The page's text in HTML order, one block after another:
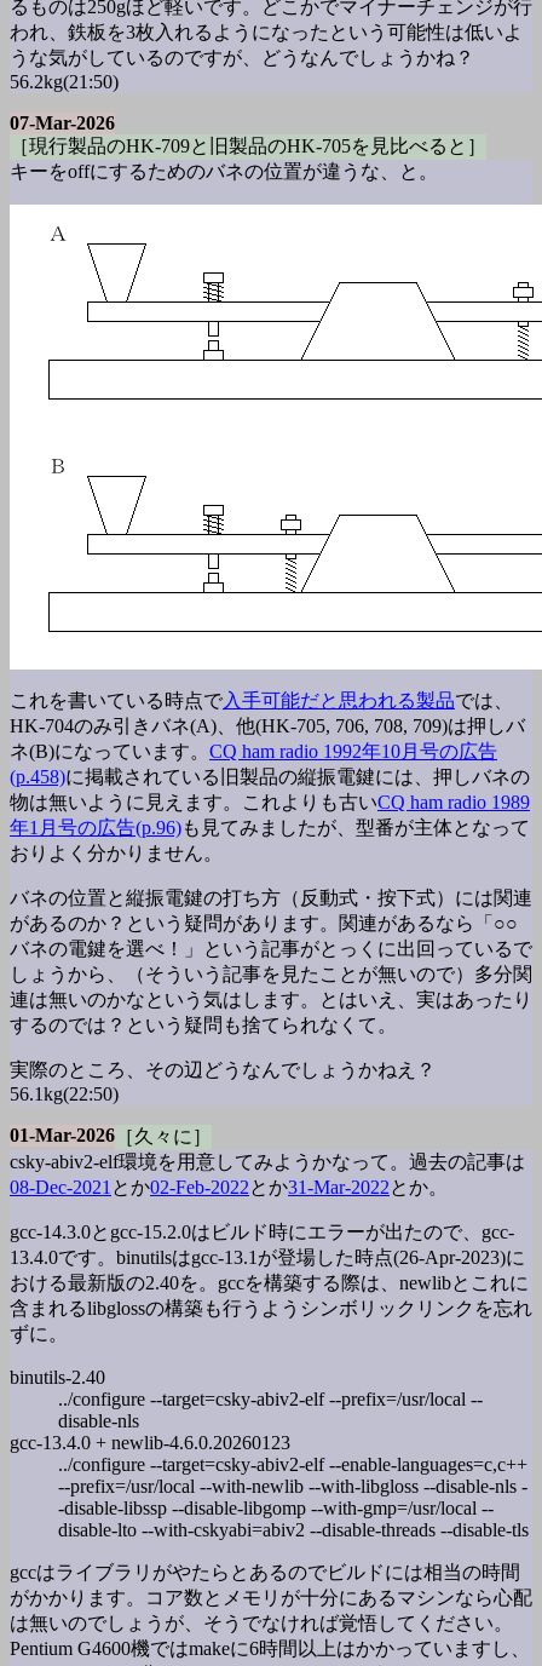
るものは250gほど軽いです。どこかでマイナーチェンジが行
われ、鉄板を3枚入れるようになったという可能性は低いよ
うな気がしているのですが、どうなんでしょうかね？
56.2kg(21:50)
07-Mar-2026
［現行製品のHK-709と旧製品のHK-705を見比べると］
キーをoffにするためのバネの位置が違うな、と。
これを書いている時点で入手可能だと思われる製品では、
HK-704のみ引きバネ(A)、他(HK-705, 706, 708, 709)は押しバ
ネ(B)になっています。 CQ ham radio 1992年10月号の広告
(p.458)に掲載されている旧製品の縦振電鍵には、押しバネの
物は無いように見えます。これよりも古いCQ ham radio 1989
年1月号の広告(p.96)も見てみましたが、型番が主体となって
おりよく分かりません。
バネの位置と縦振電鍵の打ち方（反動式・按下式）には関連
があるのか？という疑問があります。関連があるなら「○○
バネの電鍵を選べ！」という記事がとっくに出回っているで
しょうから、（そういう記事を見たことが無いので）多分関
連は無いのかなという気はします。とはいえ、実はあったり
するのでは？という疑問も捨てられなくて。
実際のところ、その辺どうなんでしょうかねえ？
56.1kg(22:50)
01-Mar-2026 ［久々に］
csky-abiv2-elf環境を用意してみようかなって。過去の記事は
08-Dec-2021 とか02-Feb-2022とか31-Mar-2022とか。
gcc-14.3.0とgcc-15.2.0はビルド時にエラーが出たので、gcc-
13.4.0です。binutilsはgcc-13.1が登場した時点(26-Apr-2023)に
おける最新版の2.40を。gccを構築する際は、newlibとこれに
含まれるlibglossの構築も行うようシンボリックリンクを忘れ
ずに。
binutils-2.40
../configure --target=csky-abiv2-elf --prefix=/usr/local --
disable-nls
gcc-13.4.0 + newlib-4.6.0.20260123
../configure --target=csky-abiv2-elf --enable-languages=c,c++
--prefix=/usr/local --with-newlib --with-libgloss --disable-nls -
-disable-libssp --disable-libgomp --with-gmp=/usr/local --
disable-lto --with-cskyabi=abiv2 --disable-threads --disable-tls
gccはライブラリがやたらとあるのでビルドには相当の時間
がかかります。コア数とメモリが十分にあるマシンなら心配
は無いのでしょうが、そうでなければ覚悟してください。
Pentium G4600機ではmakeに6時間以上はかかっていますし、